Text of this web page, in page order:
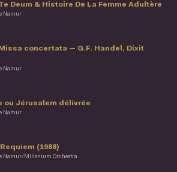
Deum & Histoire De La Femme Adultère
Namur
concertata — G.F. Handel, Dixit
Namur
ou Jérusalem délivrée
Namur
(1988)
Namur/Millenium Orchestra